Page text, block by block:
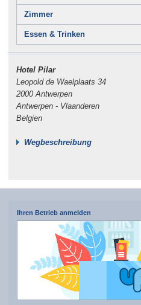
Zimmer
Essen & Trinken
Hotel Pilar
Leopold de Waelplaats 34
2000 Antwerpen
Antwerpen - Vlaanderen
Belgien
Wegbeschreibung
Ihren Betrieb anmelden